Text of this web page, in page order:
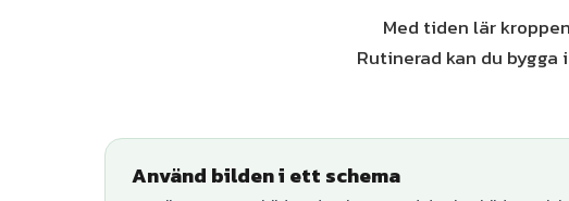
Med tiden lär
Rutinerad kan du
Använd bilden i ett schema